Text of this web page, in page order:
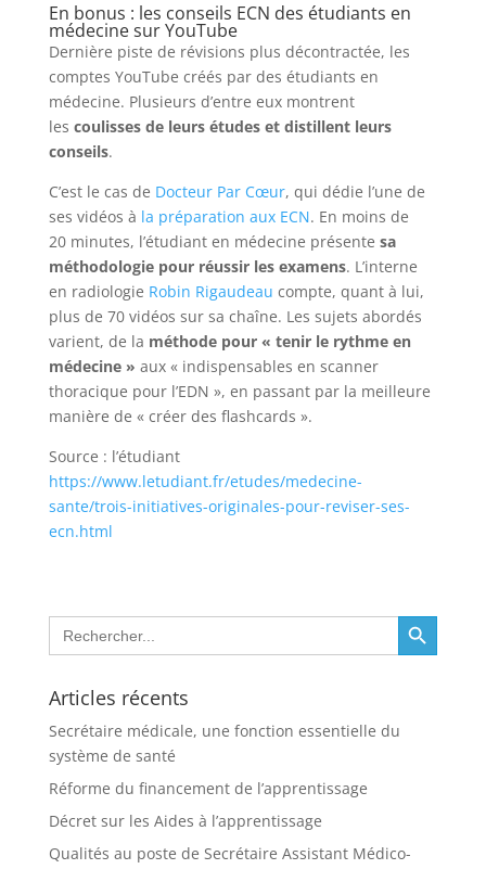
En bonus : les conseils ECN des étudiants en
médecine sur YouTube
Dernière piste de révisions plus décontractée, les
comptes YouTube créés par des étudiants en
médecine. Plusieurs d’entre eux montrent
les coulisses de leurs études et distillent leurs
conseils.
C’est le cas de Docteur Par Cœur, qui dédie l’une de
ses vidéos à la préparation aux ECN. En moins de
20 minutes, l’étudiant en médecine présente sa
méthodologie pour réussir les examens. L’interne
en radiologie Robin Rigaudeau compte, quant à lui,
plus de 70 vidéos sur sa chaîne. Les sujets abordés
varient, de la méthode pour « tenir le rythme en
médecine » aux « indispensables en scanner
thoracique pour l’EDN », en passant par la meilleure
manière de « créer des flashcards ».
Source : l’étudiant
https://www.letudiant.fr/etudes/medecine-
sante/trois-initiatives-originales-pour-reviser-ses-
ecn.html:
réviser
les
Search
for:
Search Button
Articles récents
Secrétaire médicale, une fonction essentielle du
système de santé
Réforme du financement de l’apprentissage
Décret sur les Aides à l’apprentissage
Qualités au poste de Secrétaire Assistant Médico-